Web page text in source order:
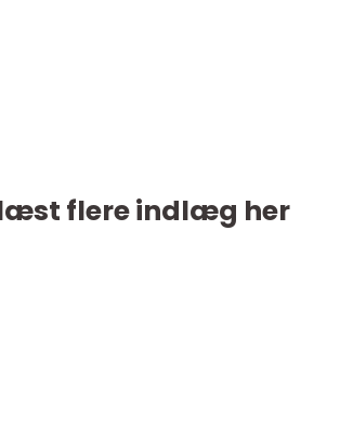
flere indlæg her